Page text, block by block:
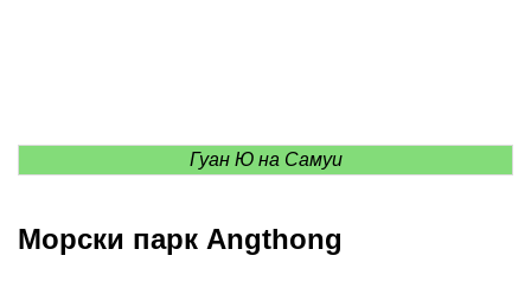
Гуан Ю на Самуи
Морски парк Angthong